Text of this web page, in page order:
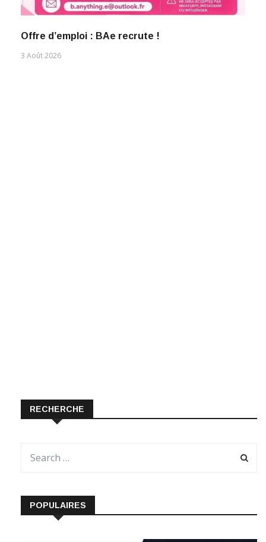
Offre d’emploi : BAe recrute !
3 Août 2026
RECHERCHE
POPULAIRES